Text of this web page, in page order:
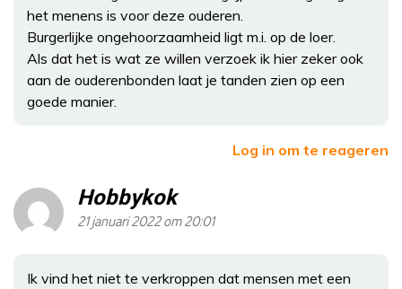
het menens is voor deze ouderen.
Burgerlijke ongehoorzaamheid ligt m.i. op de loer.
Als dat het is wat ze willen verzoek ik hier zeker ook
aan de ouderenbonden laat je tanden zien op een
goede manier.
Log in om te reageren
Hobbykok
21 januari 2022 om 20:01
Ik vind het niet te verkroppen dat mensen met een